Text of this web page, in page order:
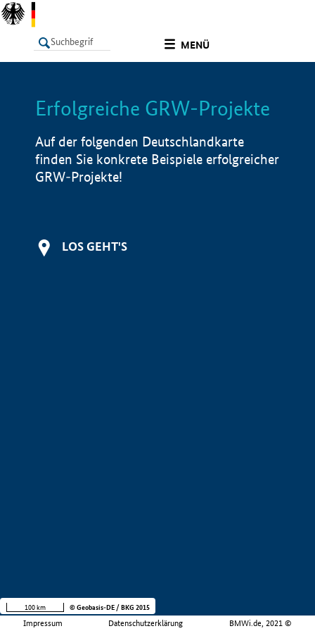
MENÜ
LISTE Info
Erfolgreiche GRW-Projekte
Auf der folgenden Deutschlandkarte
finden Sie konkrete Beispiele erfolgreicher
GRW-Projekte!
LOS GEHT'S
Impressum Datenschutzerklärung BMWi.de, 2021 ©
100 km © Geobasis-DE / BKG 2015